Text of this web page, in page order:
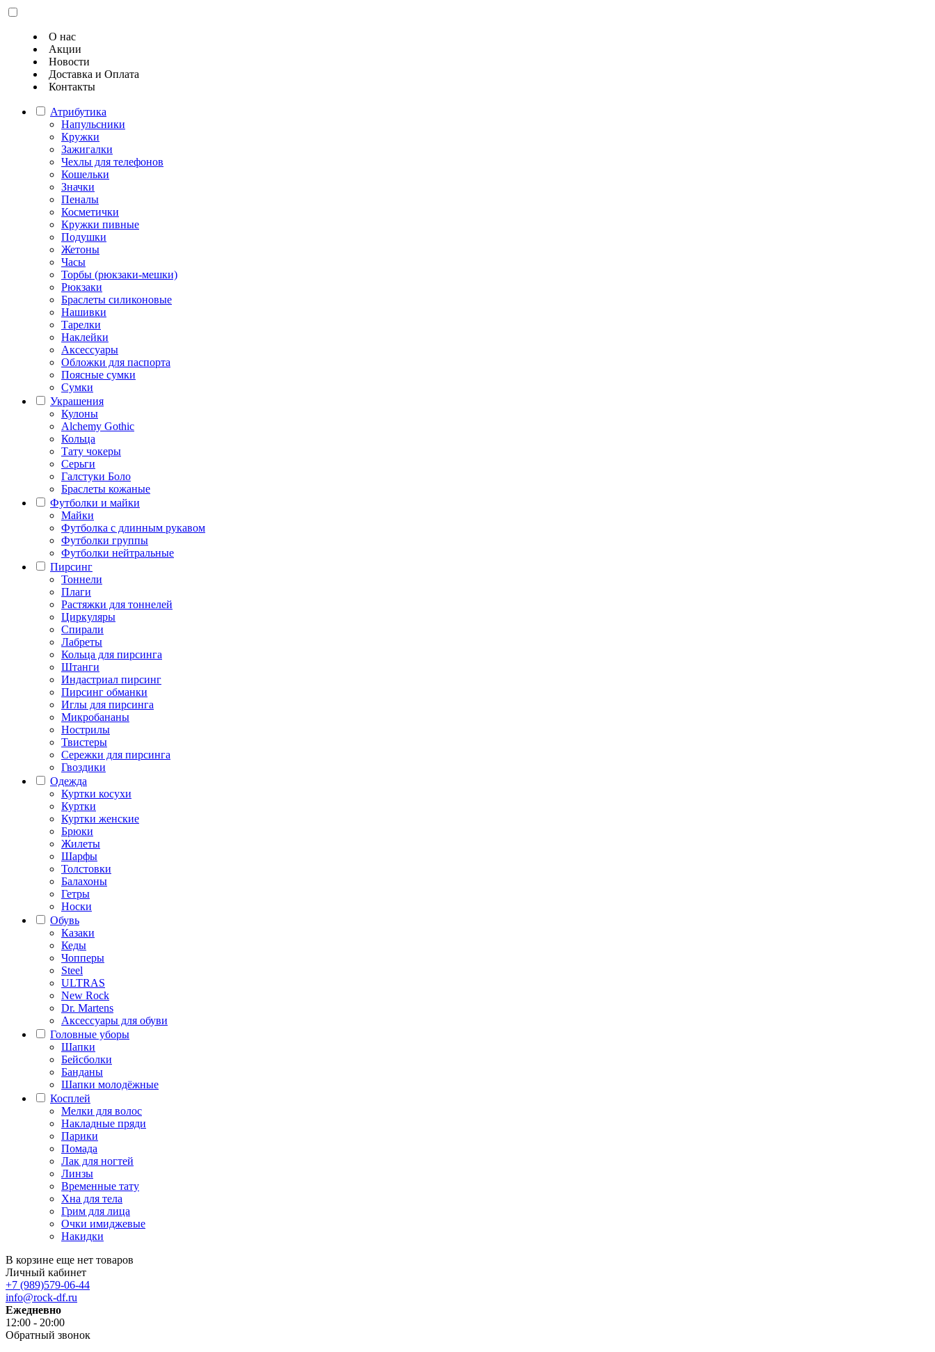
О нас
Акции
Новости
Доставка и Оплата
Контакты
Атрибутика
Напульсники
Кружки
Зажигалки
Чехлы для телефонов
Кошельки
Значки
Пеналы
Косметички
Кружки пивные
Подушки
Жетоны
Часы
Торбы (рюкзаки-мешки)
Рюкзаки
Браслеты силиконовые
Нашивки
Тарелки
Наклейки
Аксессуары
Обложки для паспорта
Поясные сумки
Сумки
Украшения
Кулоны
Alchemy Gothic
Кольца
Тату чокеры
Серьги
Галстуки Боло
Браслеты кожаные
Футболки и майки
Майки
Футболка с длинным рукавом
Футболки группы
Футболки нейтральные
Пирсинг
Тоннели
Плаги
Растяжки для тоннелей
Циркуляры
Спирали
Лабреты
Кольца для пирсинга
Штанги
Индастриал пирсинг
Пирсинг обманки
Иглы для пирсинга
Микробананы
Нострилы
Твистеры
Сережки для пирсинга
Гвоздики
Одежда
Куртки косухи
Куртки
Куртки женские
Брюки
Жилеты
Шарфы
Толстовки
Балахоны
Гетры
Носки
Обувь
Казаки
Кеды
Чопперы
Steel
ULTRAS
New Rock
Dr. Martens
Аксессуары для обуви
Головные уборы
Шапки
Бейсболки
Банданы
Шапки молодёжные
Косплей
Мелки для волос
Накладные пряди
Парики
Помада
Лак для ногтей
Линзы
Временные тату
Хна для тела
Грим для лица
Очки имиджевые
Накидки
В корзине еще нет товаров
Личный кабинет
+7 (989)579-06-44
info@rock-df.ru
Ежедневно
12:00 - 20:00
Обратный звонок